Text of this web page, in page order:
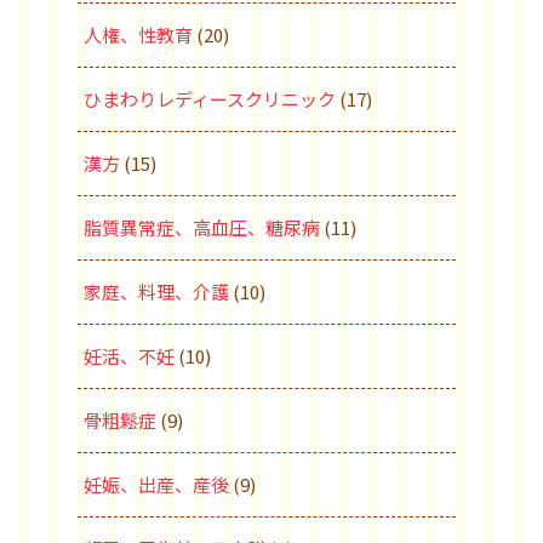
人権、性教育 (20)
ひまわりレディースクリニック (17)
漢方(15)
脂質異常症、高血圧、糖尿病(11)
家庭、料理、介護(10)
妊活、不妊(10)
骨粗鬆症(9)
妊娠、出産、産後(9)